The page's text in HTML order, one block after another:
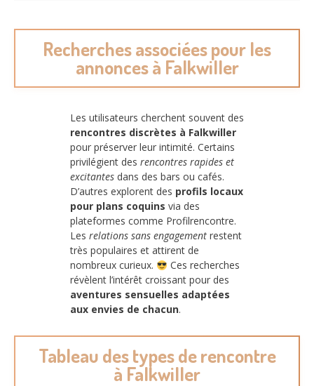
Recherches associées pour les
annonces à Falkwiller
Les utilisateurs cherchent souvent des
rencontres discrètes à Falkwiller
pour préserver leur intimité. Certains
privilégient des rencontres rapides et
excitantes dans des bars ou cafés.
D’autres explorent des profils locaux
pour plans coquins via des
plateformes comme Profilrencontre.
Les relations sans engagement restent
très populaires et attirent de
nombreux curieux.
Ces recherches
révèlent l’intérêt croissant pour des
aventures sensuelles adaptées
aux envies de chacun.
Tableau des types de rencontre
à Falkwiller